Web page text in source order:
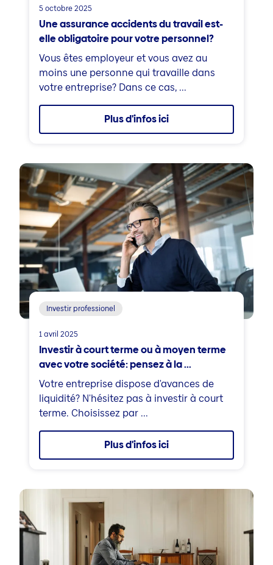
5 octobre 2025
Une assurance accidents du travail est-
elle obligatoire pour votre personnel?
Vous êtes employeur et vous avez au
moins une personne qui travaille dans
votre entreprise? Dans ce cas, ...
Plus d'infos ici
Investir professionel
1 avril 2025
Investir à court terme ou à moyen terme
avec votre société: pensez à la ...
Votre entreprise dispose d'avances de
liquidité? N'hésitez pas à investir à court
terme. Choisissez par ...
Plus d'infos ici